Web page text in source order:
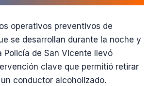
operativos preventivos de
se desarrollan durante la noche y
Policía de San Vicente llevó
clave que permitió retirar
conductor alcoholizado.